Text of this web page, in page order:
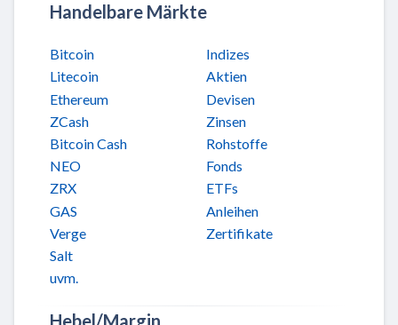
Handelbare Märkte
Bitcoin
Litecoin
Ethereum
ZCash
Bitcoin Cash
NEO
ZRX
GAS
Verge
Salt
uvm.
Indizes
Aktien
Devisen
Zinsen
Rohstoffe
Fonds
ETFs
Anleihen
Zertifikate